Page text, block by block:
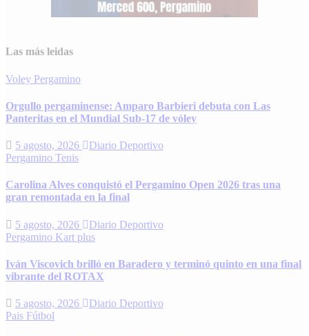
Las más leidas
Voley Pergamino
Orgullo pergaminense: Amparo Barbieri debuta con Las
Panteritas en el Mundial Sub-17 de vóley
5 agosto, 2026
Diario Deportivo
Pergamino Tenis
Carolina Alves conquistó el Pergamino Open 2026 tras una
gran remontada en la final
5 agosto, 2026
Diario Deportivo
Pergamino Kart plus
Iván Viscovich brilló en Baradero y terminó quinto en una final
vibrante del ROTAX
5 agosto, 2026
Diario Deportivo
Pais Fútbol